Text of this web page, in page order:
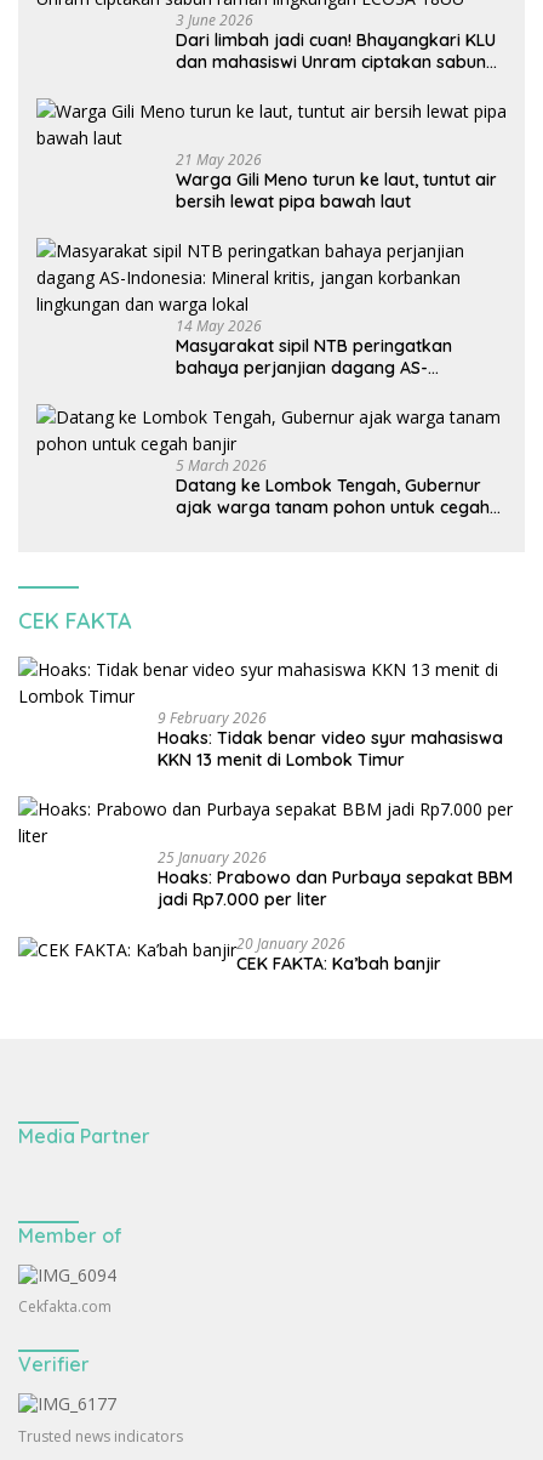
3 June 2026
Dari limbah jadi cuan! Bhayangkari KLU
dan mahasiswi Unram ciptakan sabun
21 May 2026
Warga Gili Meno turun ke laut, tuntut air
bersih lewat pipa bawah laut
14 May 2026
Masyarakat sipil NTB peringatkan
bahaya perjanjian dagang AS-
korbankan lingkungan dan warga lokal
5 March 2026
Datang ke Lombok Tengah, Gubernur
ajak warga tanam pohon untuk cegah
CEK FAKTA
9 February 2026
Hoaks: Tidak benar video syur mahasiswa
KKN 13 menit di Lombok Timur
25 January 2026
Hoaks: Prabowo dan Purbaya sepakat BBM
jadi Rp7.000 per liter
20 January 2026
CEK FAKTA: Ka’bah banjir
Media Partner
Member of
Cekfakta.com
Verifier
Trusted news indicators